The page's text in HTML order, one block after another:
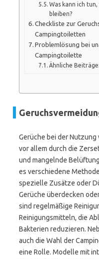
Was kann ich
bleiben?
Checkliste zur
Campingtoiletten
Problemlösung bei
Campingtoilette
Ähnliche Beiträge:
Gerüche bei der
vor allem durch die
und mangelnde
es verschiedene
spezielle Zusätze oder
Gerüche überdecken
sind regelmäßige
Reinigungsmitteln, die
Bakterien reduzieren.
auch die Wahl der
eine Rolle. Modelle mit